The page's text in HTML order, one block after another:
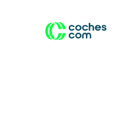
Conduce tu
desata tu